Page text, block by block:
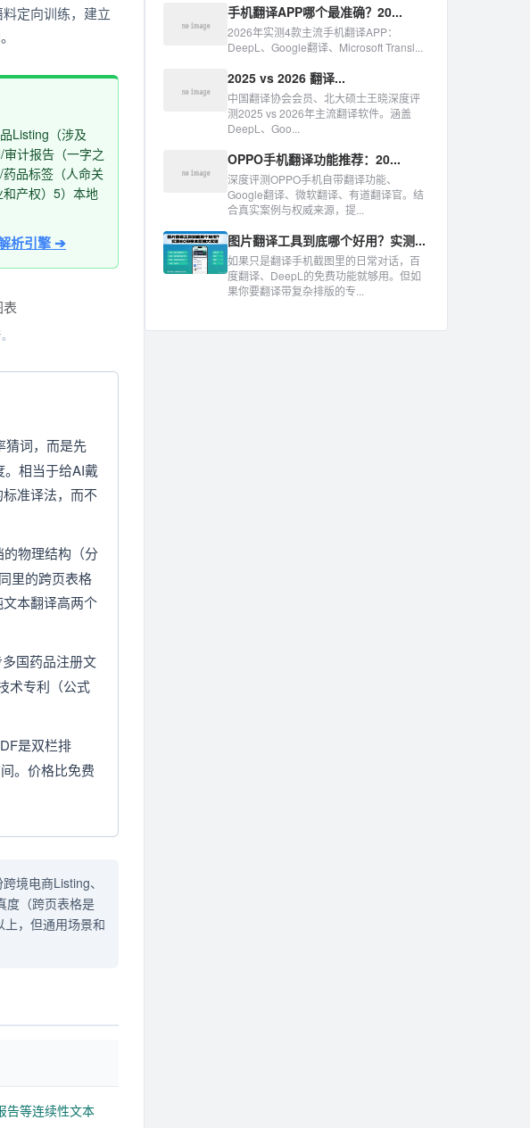
定向训练，建立
Listing（涉及
计报告（一字之
品标签（人命关
产权）5）本地
析引擎 ➔
猜词，而是先
相当于给AI戴
标准译法，而不
的物理结构（分
里的跨页表格
本翻译高两个
国药品注册文
术专利（公式
是双栏排
。价格比免费
境电商Listing、
度（跨页表格是
，但通用场景和
告等连续性文本
手机翻译APP哪个最准确？20...
2026年实测4款主流手机翻译APP：
DeepL、Google翻译、Microsoft Transl...
2025 vs 2026 翻译...
中国翻译协会会员、北大硕士王晓深度评
测2025 vs 2026年主流翻译软件。涵盖
DeepL、Goo...
OPPO手机翻译功能推荐：20...
深度评测OPPO手机自带翻译功能、
Google翻译、微软翻译、有道翻译官。结
合真实案例与权威来源，提...
图片翻译工具到底哪个好用？实测...
如果只是翻译手机截图里的日常对话，百
度翻译、DeepL的免费功能就够用。但如
果你要翻译带复杂排版的专...